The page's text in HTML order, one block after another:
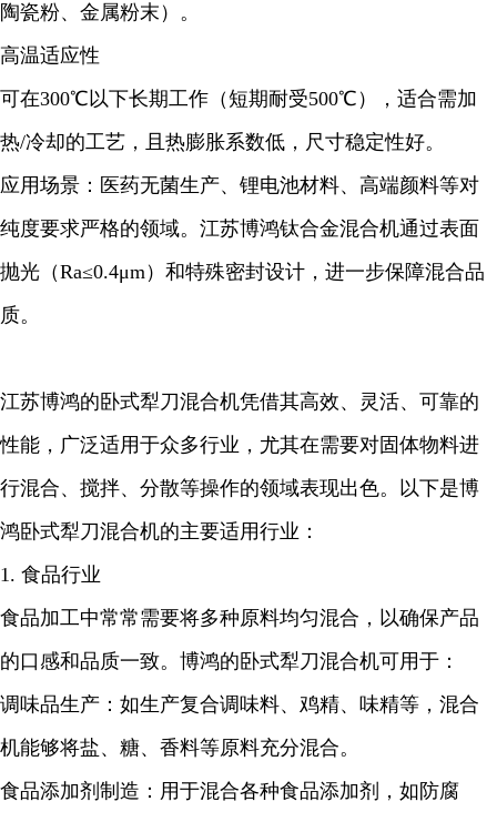
陶瓷粉、金属粉末）。
高温适应性
可在300℃以下长期工作（短期耐受500℃），适合需加
热/冷却的工艺，且热膨胀系数低，尺寸稳定性好。
应用场景：医药无菌生产、锂电池材料、高端颜料等对
纯度要求严格的领域。江苏博鸿钛合金混合机通过表面
抛光（Ra≤0.4μm）和特殊密封设计，进一步保障混合品
质。
江苏博鸿的卧式犁刀混合机凭借其高效、灵活、可靠的
性能，广泛适用于众多行业，尤其在需要对固体物料进
行混合、搅拌、分散等操作的领域表现出色。以下是博
鸿卧式犁刀混合机的主要适用行业：
1. 食品行业
食品加工中常常需要将多种原料均匀混合，以确保产品
的口感和品质一致。博鸿的卧式犁刀混合机可用于：
调味品生产：如生产复合调味料、鸡精、味精等，混合
机能够将盐、糖、香料等原料充分混合。
食品添加剂制造：用于混合各种食品添加剂，如防腐